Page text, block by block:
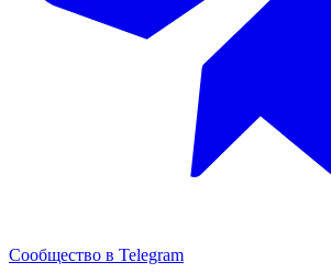
Сообщество в Telegram